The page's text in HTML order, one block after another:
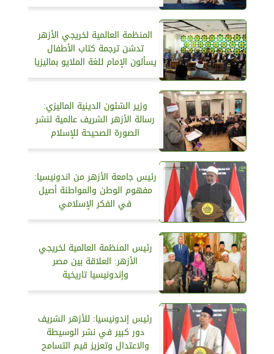
المنظمة العالمية لخريجي الأزهر
تدشن ترجمة كتاب الأطفال
يسألون الإمام للغة الملايو بماليزيا
وزير الشئون الدينية الماليزي:
رسالة الأزهر الشريف عالمية لنشر
الصورة الصحيحة للإسلام
رئيس جامعة الأزهر من اندونيسيا:
مفهوم الوطن والمواطنة أصيل
في الفكر الإسلامي
رئيس المنظمة العالمية لخريجي
الأزهر: العلاقة بين مصر
وإندونيسيا تاريخية
رئيس إندونيسيا: للأزهر الشريف
دور كبير في نشر الوسيطة
والاعتدال وتعزيز قيم التسامح